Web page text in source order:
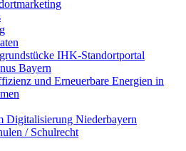
IHK-Standortportal
Bayern
und Erneuerbare Energien in
Digitalisierung Niederbayern
/ Schulrecht